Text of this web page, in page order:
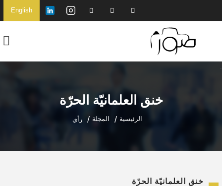
English
خنق العلمانيّة الحرّة
الرئيسية المجلة رأي
خنق العلمانيّة الحرّة